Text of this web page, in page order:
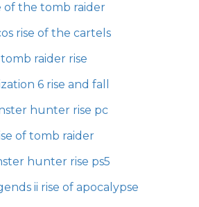
of the tomb raider
rise of the cartels
tomb raider rise
6 rise and fall
hunter rise pc
of tomb raider
hunter rise ps5
ii rise of apocalypse